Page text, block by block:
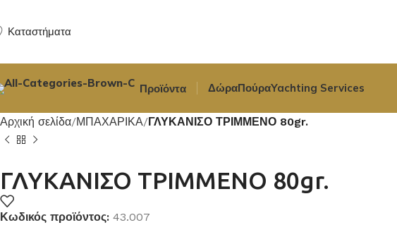
Καταστήματα
Προϊόντα ΔώραΠούραYachting Services
Αρχική σελίδα ΜΠΑΧΑΡΙΚΑ ΓΛΥΚΑΝΙΣΟ ΤΡΙΜΜΕΝΟ 80gr.
ΓΛΥΚΑΝΙΣΟ ΤΡΙΜΜΕΝΟ 80gr.
Κωδικός προϊόντος: 43.007